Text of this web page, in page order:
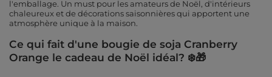
l'emballage. Un must pour les amateurs de Noël, d'intérieurs
chaleureux et de décorations saisonnières qui apportent une
atmosphère unique à la maison.
Ce qui fait d'une bougie de soja Cranberry
Orange le cadeau de Noël idéal? ❄️🎁